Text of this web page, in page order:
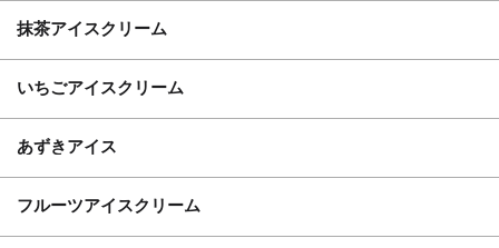
抹茶アイスクリーム
いちごアイスクリーム
あずきアイス
フルーツアイスクリーム